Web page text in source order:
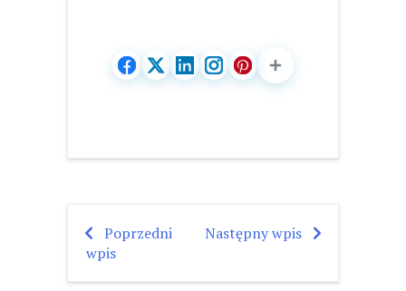
Nawigacja
wpisu
Poprzedni
wpis
Następny wpis